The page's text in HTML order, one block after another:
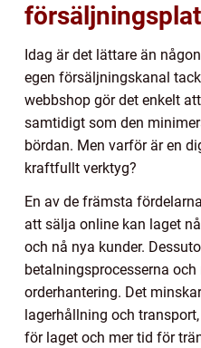
Idag är det lättare än
egen försäljningskanal
webbshop gör det enkelt
samtidigt som den
bördan. Men varför är en
kraftfullt verktyg?
En av de främsta
att sälja online kan laget
och nå nya kunder.
betalningsprocesserna
orderhantering. Det
lagerhållning och
för laget och mer tid för